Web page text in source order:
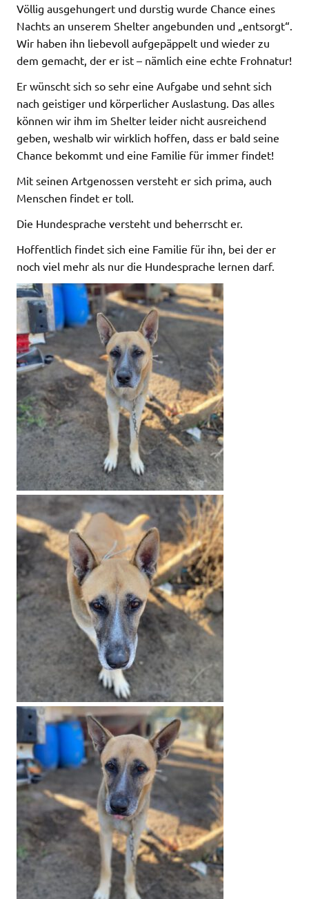
Völlig ausgehungert und durstig wurde Chance eines
Nachts an unserem Shelter angebunden und „entsorgt“.
Wir haben ihn liebevoll aufgepäppelt und wieder zu
dem gemacht, der er ist – nämlich eine echte Frohnatur!
Er wünscht sich so sehr eine Aufgabe und sehnt sich
nach geistiger und körperlicher Auslastung. Das alles
können wir ihm im Shelter leider nicht ausreichend
geben, weshalb wir wirklich hoffen, dass er bald seine
Chance bekommt und eine Familie für immer findet!
Mit seinen Artgenossen versteht er sich prima, auch
Menschen findet er toll.
Die Hundesprache versteht und beherrscht er.
Hoffentlich findet sich eine Familie für ihn, bei der er
noch viel mehr als nur die Hundesprache lernen darf.